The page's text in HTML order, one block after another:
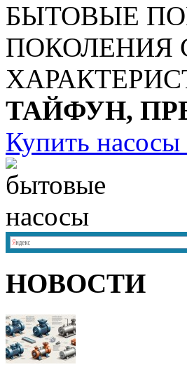
БЫТОВЫЕ
ПОКОЛЕНИЯ
ТАЙФУН,
Купить
НОВОСТИ